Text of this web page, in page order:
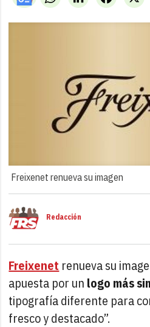
Freixenet renueva su imagen
Redacción
Freixenet renueva su
apuesta por un logo más
tipografía diferente para
fresco y destacado”.